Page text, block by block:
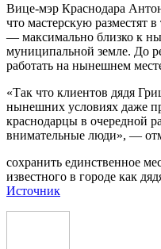
Вице-мэр Краснодара
что мастерскую разместят
— максимально близко к
муниципальной земле. До
работать на нынешнем
«Так что клиентов дядя
нынешних условиях даже
краснодарцы в очередной
внимательные люди», —
сохранить единственное
известного в городе как
Источник